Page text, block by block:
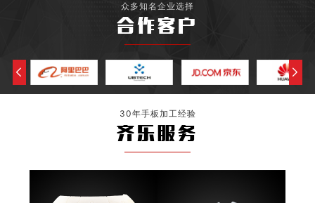
众多知名企业选择
合作客户
30年手板加工经验
齐乐服务